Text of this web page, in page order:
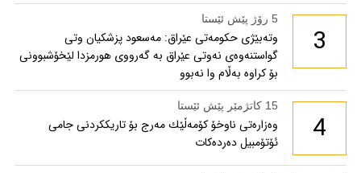
3
5 رۆژ پێش ئێستا
وتەبێژی حکومەتی عێراق: مەسعود پزشكیان وتی
گواستنەوەی نەوتی عێراق بە گەرووی هورمزدا لێخۆشبوونی
بۆ كراوە بەڵام وا نەبوو
4
15 کاتژمێر پێش ئێستا
وەزارەتی ناوخۆ كۆمەڵێك مەرج بۆ تاریككردنی جامی
ئۆتۆمبیل دەردەكات